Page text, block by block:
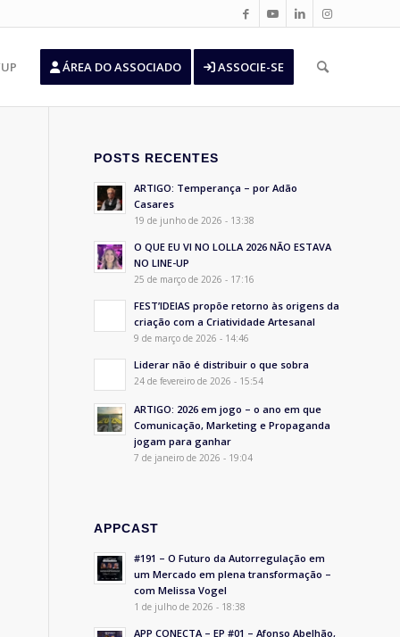
ÁREA DO ASSOCIADO ASSOCIE-SE
POSTS RECENTES
ARTIGO: Temperança – por Adão
Casares
19 de junho de 2026 - 13:38
O QUE EU VI NO LOLLA 2026 NÃO ESTAVA
NO LINE-UP
25 de março de 2026 - 17:16
FEST’IDEIAS propõe retorno às origens da
criação com a Criatividade Artesanal
9 de março de 2026 - 14:46
Liderar não é distribuir o que sobra
24 de fevereiro de 2026 - 15:54
ARTIGO: 2026 em jogo – o ano em que
Comunicação, Marketing e Propaganda
jogam para ganhar
7 de janeiro de 2026 - 19:04
APPCAST
#191 – O Futuro da Autorregulação em
um Mercado em plena transformação –
com Melissa Vogel
1 de julho de 2026 - 18:38
APP CONECTA – EP #01 – Afonso Abelhão,